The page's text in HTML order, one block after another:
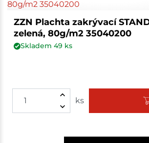
ZZN Plachta zakrývací
zelená, 80g/m2 35040200
Skladem 49 ks
ks